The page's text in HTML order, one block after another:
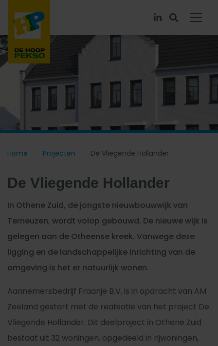
Home Projecten De Vliegende Hollander
De Vliegende Hollander
In Othene Zuid, de jongste nieuwbouwwijk van
Terneuzen, wordt volop gebouwd. De nieuwe wijk is
gelegen aan de Otheense kreek. Vanwege deze
ligging en de landschappelijke inrichting van de
omgeving is het er natuurlijk wonen.
Aannemersbedrijf Fraanje B.V. is in opdracht van AM
Zeeland gestart met de realisatie van het project De
Vliegende Hollander. Dit deelproject in Othene Zuid
bestaat uit 32 woningen, opgedeeld in rijwoningen,